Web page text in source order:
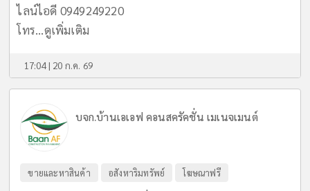
ไลน์ไอดี 0949249220
โทร...ดูเพิ่มเติม
17:04 | 20 ก.ค. 69
บจก.บ้านเอเอฟ คอนสครัคชั่น เมเนจเมนต์
ขายและหาสินค้า อสังหาริมทรัพย์ โฆษณาฟรี